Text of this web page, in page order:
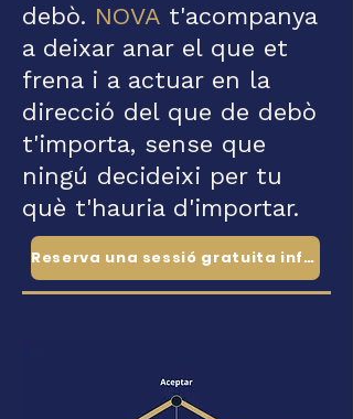
debò. NOVA t'acompanya
a deixar anar el que et
frena i a actuar en la
direcció del que de debò
t'importa, sense que
ningú decideixi per tu
què t'hauria d'importar.
Reserva una sessió gratuita informativa